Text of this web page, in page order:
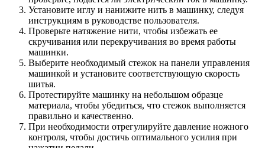
Установите иглу и нанижите нить в машинку, следуя
инструкциям в руководстве пользователя.
Проверьте натяжение нити, чтобы избежать ее
скручивания или перекручивания во время работы
машинки.
Выберите необходимый стежок на панели управления
машинкой и установите соответствующую скорость
шитья.
Протестируйте машинку на небольшом образце
материала, чтобы убедиться, что стежок выполняется
правильно и качественно.
При необходимости отрегулируйте давление ножного
контроля, чтобы достичь оптимального усилия при